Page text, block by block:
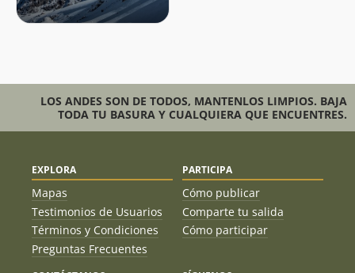
LOS ANDES SON DE TODOS, MANTENLOS LIMPIOS. BAJA
TODA TU BASURA Y CUALQUIERA QUE ENCUENTRES.
EXPLORA
Mapas
Testimonios de Usuarios
Términos y Condiciones
Preguntas Frecuentes
PARTICIPA
Cómo publicar
Comparte tu salida
Cómo participar